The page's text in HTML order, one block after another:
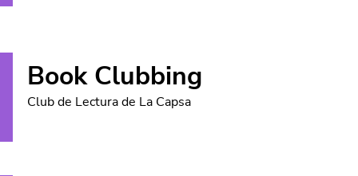
Book Clubbing
Club de Lectura de La Capsa